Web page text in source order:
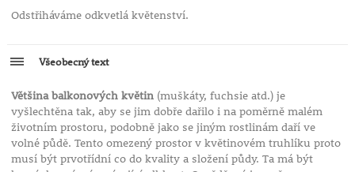
Odstřiháváme odkvetlá květenství.
Všeobecný text
Většina balkonových květin(muškáty, fuchsie atd.) je
vyšlechtěna tak, aby se jim dobře dařilo i na poměrně malém
životním prostoru, podobně jako se jiným rostlinám daří ve
volné půdě. Tento omezený prostor v květinovém truhlíku proto
musí být prvotřídní co do kvality a složení půdy. Ta má být